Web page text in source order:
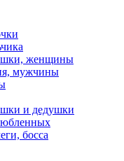
женщины
мужчины
и дедушки
босса